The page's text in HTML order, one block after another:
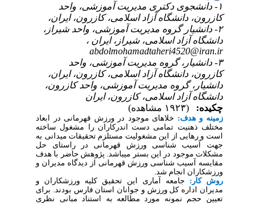
۱- دانشجوی دکتری مدیریت آموزشی، واحد
کازرون، دانشگاه آزاد اسلامی، کازرون، ایران،
۲- دانشیار گروه مدیریت آموزشی، واحد شیراز،
دانشگاه آزاد اسلامی، شیراز، ایران ،
abdolmohamadtaheri4520@iran.ir
۳- دانشیار، گروه مدیریت آموزشی، واحد
کازرون، دانشگاه آزاد اسلامی، کازرون، ایران،
دانشیار، گروه مدیریت آموزشی، واحد کازرون،
دانشگاه آزاد اسلامی، کازرون، ایران
چکیده:
زمینه و هدف:خلاهای موجود در ورزش قهرمانی در ابعاد
مختلف ذهنیت تمامی دست اندرکاران را مشغول ساخته
است و رهایی از این مشغولیت مستلزم تحقیقات میدانی به
جهت آسیب شناسی ورزش قهرمانی در راستای حل
مشکلات موجود در این بستر می­باشد. پژوهش حاضر با هدف
مقایسه آسیب شناسی ورزش قهرمانی از دیدگاه مدیران و
ورزشکاران انجام شد.
روش کار:جامعه آماری این تحقیق کلیه ورزشکاران و
مدیران اداره کل ورزش و جوانان استان فارس بودند. برای
تعیین حجم نمونه مورد مطالعه به استناد مبانی نظری